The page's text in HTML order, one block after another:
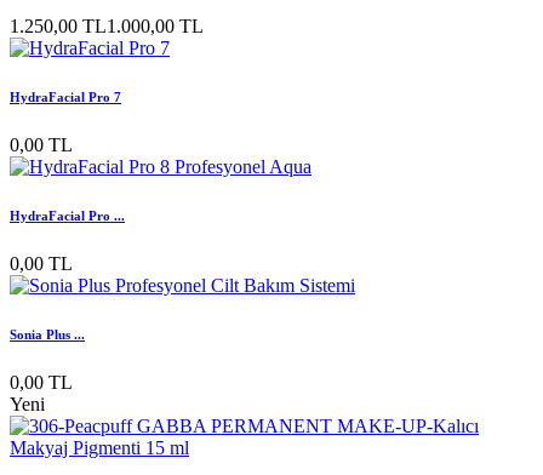
1.250,00 TL1.000,00 TL
HydraFacial Pro 7
0,00 TL
HydraFacial Pro ...
0,00 TL
Sonia Plus ...
0,00 TL
Yeni